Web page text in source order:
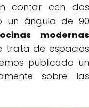
contar con dos
un ángulo de 90
modernas
trata de espacios
publicado un
sobre las